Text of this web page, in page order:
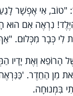
אִי אֶפְשָׁר
נִרְאֶה אִם הוּא
לִי כְּבָר מִכְּלוּם.
וְאֶת יָדָיו
מִן הַחֵדֶר.
בִּמְנוּחָה.